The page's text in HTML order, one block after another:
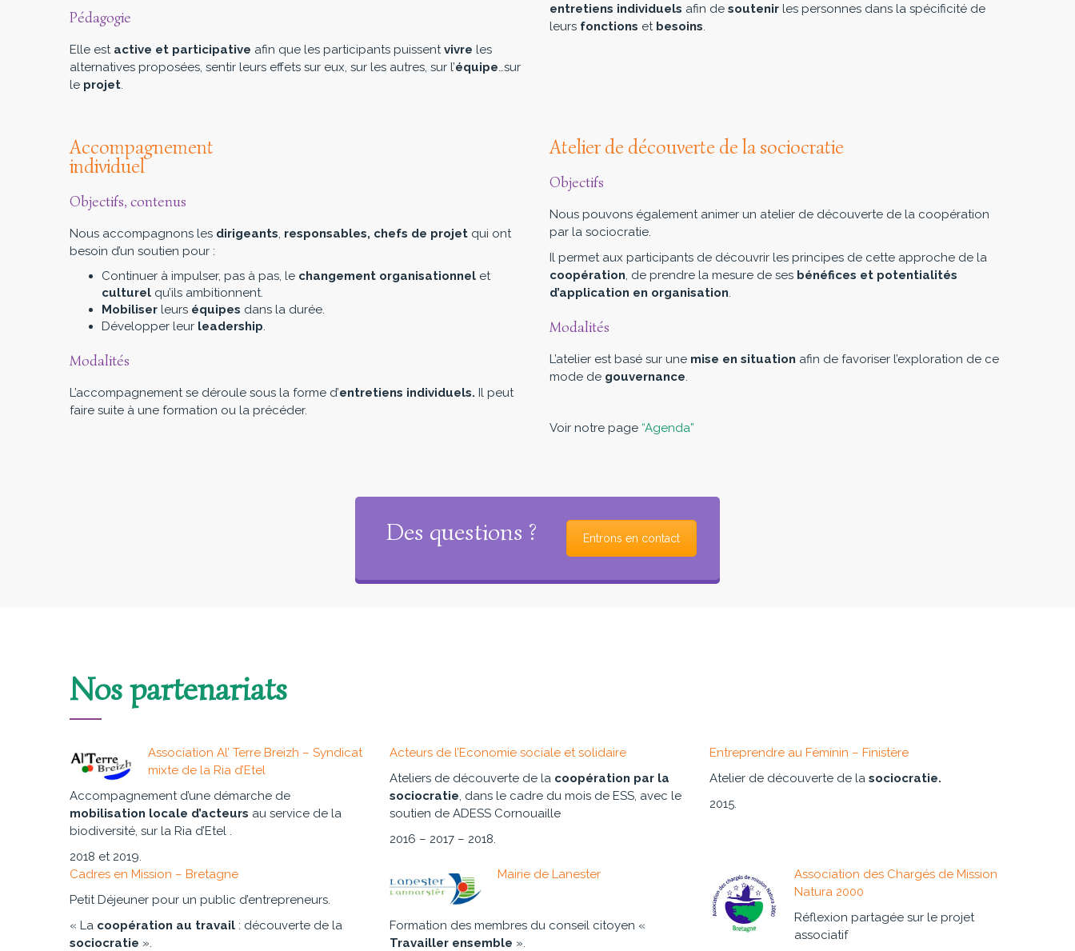
Pédagogie
Elle est active et participative afin que les participants puissentvivre les
alternatives proposées, sentir leurs effets sur eux, sur les autres, sur l’équipe…sur
le projet.
entretiens individuels afin de soutenir les personnes dans la spécificité de
leurs fonctions et besoins.
Accompagnement
individuel
Objectifs, contenus
Nous accompagnons les dirigeants, responsables, chefs de projet qui ont
besoin d’un soutien pour :
Continuer à impulser, pas à pas, le changement organisationnel et
culturel qu’ils ambitionnent.
Mobiliser leurs équipes dans la durée.
Développer leur leadership.
Modalités
L’accompagnement se déroule sous la forme d’entretiens individuels. Il peut
faire suite à une formation ou la précéder.
Atelier de découverte de la sociocratie
Objectifs
Nous pouvons également animer un atelier de découverte de la coopération
par la sociocratie.
Il permet aux participants de découvrir les principes de cette approche de la
coopération, de prendre la mesure de ses bénéfices et potentialités
d’application en organisation.
Modalités
L’atelier est basé sur une mise en situation afin de favoriser l’exploration de ce
mode de gouvernance.
Voir notre page “Agenda”
Des questions ? Entrons en contact
Nos partenariats
Association Al’ Terre Breizh – Syndicat
mixte de la Ria d’Etel
Accompagnement d’une démarche de
mobilisation locale d’acteurs au service de la
biodiversité, sur la Ria d’Etel .
2018 et 2019.
Acteurs de l’Economie sociale et solidaire
Ateliers de découverte de la coopération par la
sociocratie, dans le cadre du mois de ESS, avec le
soutien de ADESS Cornouaille
2016 – 2017 – 2018.
Entreprendre au Féminin – Finistère
Atelier de découverte de la sociocratie.
2015.
Cadres en Mission – Bretagne
Petit Déjeuner pour un public d’entrepreneurs.
« La coopération au travail : découverte de la
sociocratie ».
Mairie de Lanester
Formation des membres du conseil citoyen «
Travailler ensemble ».
Association des Chargés de Mission
Natura 2000
Réflexion partagée sur le projet
associatif